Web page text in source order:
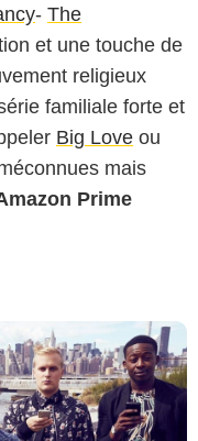
- The
et une touche de
religieux
familiale forte et
Big Love ou
mais
Prime